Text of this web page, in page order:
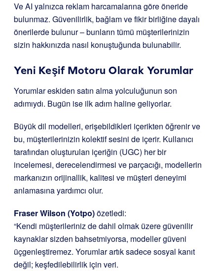
Ve AI yalnızca reklam harcamalarına göre öneride
bulunmaz. Güvenilirlik, bağlam ve fikir birliğine dayalı
önerilerde bulunur – bunların tümü müşterilerinizin
sizin hakkınızda nasıl konuştuğunda bulunabilir.
Yeni Keşif Motoru Olarak Yorumlar
Yorumlar eskiden satın alma yolculuğunun son
adımıydı. Bugün ise ilk adım haline geliyorlar.
Büyük dil modelleri, erişebildikleri içerikten öğrenir ve
bu, müşterilerinizin kolektif sesini de içerir. Kullanıcı
tarafından oluşturulan içeriğin (UGC) her bir
incelemesi, derecelendirmesi ve parçacığı, modellerin
markanızın orijinallik, kalitesi ve müşteri deneyimi
anlamasına yardımcı olur.
Fraser Wilson (Yotpo)özetledi:
“Kendi müşterileriniz de dahil olmak üzere güvenilir
kaynaklar sizden bahsetmiyorsa, modeller güveni
üçgenleştiremez. Yorumlar artık sadece sosyal kanıt
değil; keşfedilebilirlik için veri.